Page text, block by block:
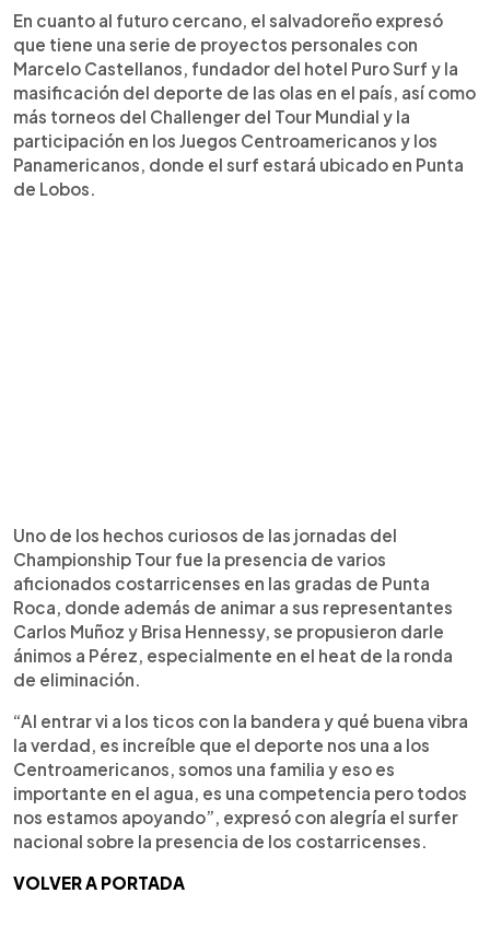
En cuanto al futuro cercano, el salvadoreño expresó
que tiene una serie de proyectos personales con
Marcelo Castellanos, fundador del hotel Puro Surf y la
masificación del deporte de las olas en el país, así como
más torneos del Challenger del Tour Mundial y la
participación en los Juegos Centroamericanos y los
Panamericanos, donde el surf estará ubicado en Punta
de Lobos.
Uno de los hechos curiosos de las jornadas del
Championship Tour fue la presencia de varios
aficionados costarricenses en las gradas de Punta
Roca, donde además de animar a sus representantes
Carlos Muñoz y Brisa Hennessy, se propusieron darle
ánimos a Pérez, especialmente en el heat de la ronda
de eliminación.
“Al entrar vi a los ticos con la bandera y qué buena vibra
la verdad, es increíble que el deporte nos una a los
Centroamericanos, somos una familia y eso es
importante en el agua, es una competencia pero todos
nos estamos apoyando”, expresó con alegría el surfer
nacional sobre la presencia de los costarricenses.
VOLVER A PORTADA